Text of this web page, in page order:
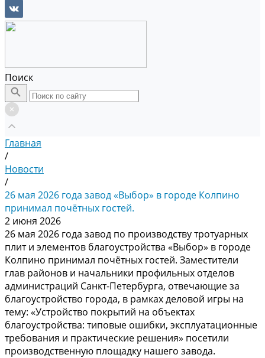
Поиск
Главная
/
Новости
/
26 мая 2026 года завод «Выбор» в городе Колпино
принимал почётных гостей.
2 июня 2026
26 мая 2026 года завод по производству тротуарных
плит и элементов благоустройства «Выбор» в городе
Колпино принимал почётных гостей. Заместители
глав районов и начальники профильных отделов
администраций Санкт-Петербурга, отвечающие за
благоустройство города, в рамках деловой игры на
тему: «Устройство покрытий на объектах
благоустройства: типовые ошибки, эксплуатационные
требования и практические решения» посетили
производственную площадку нашего завода.